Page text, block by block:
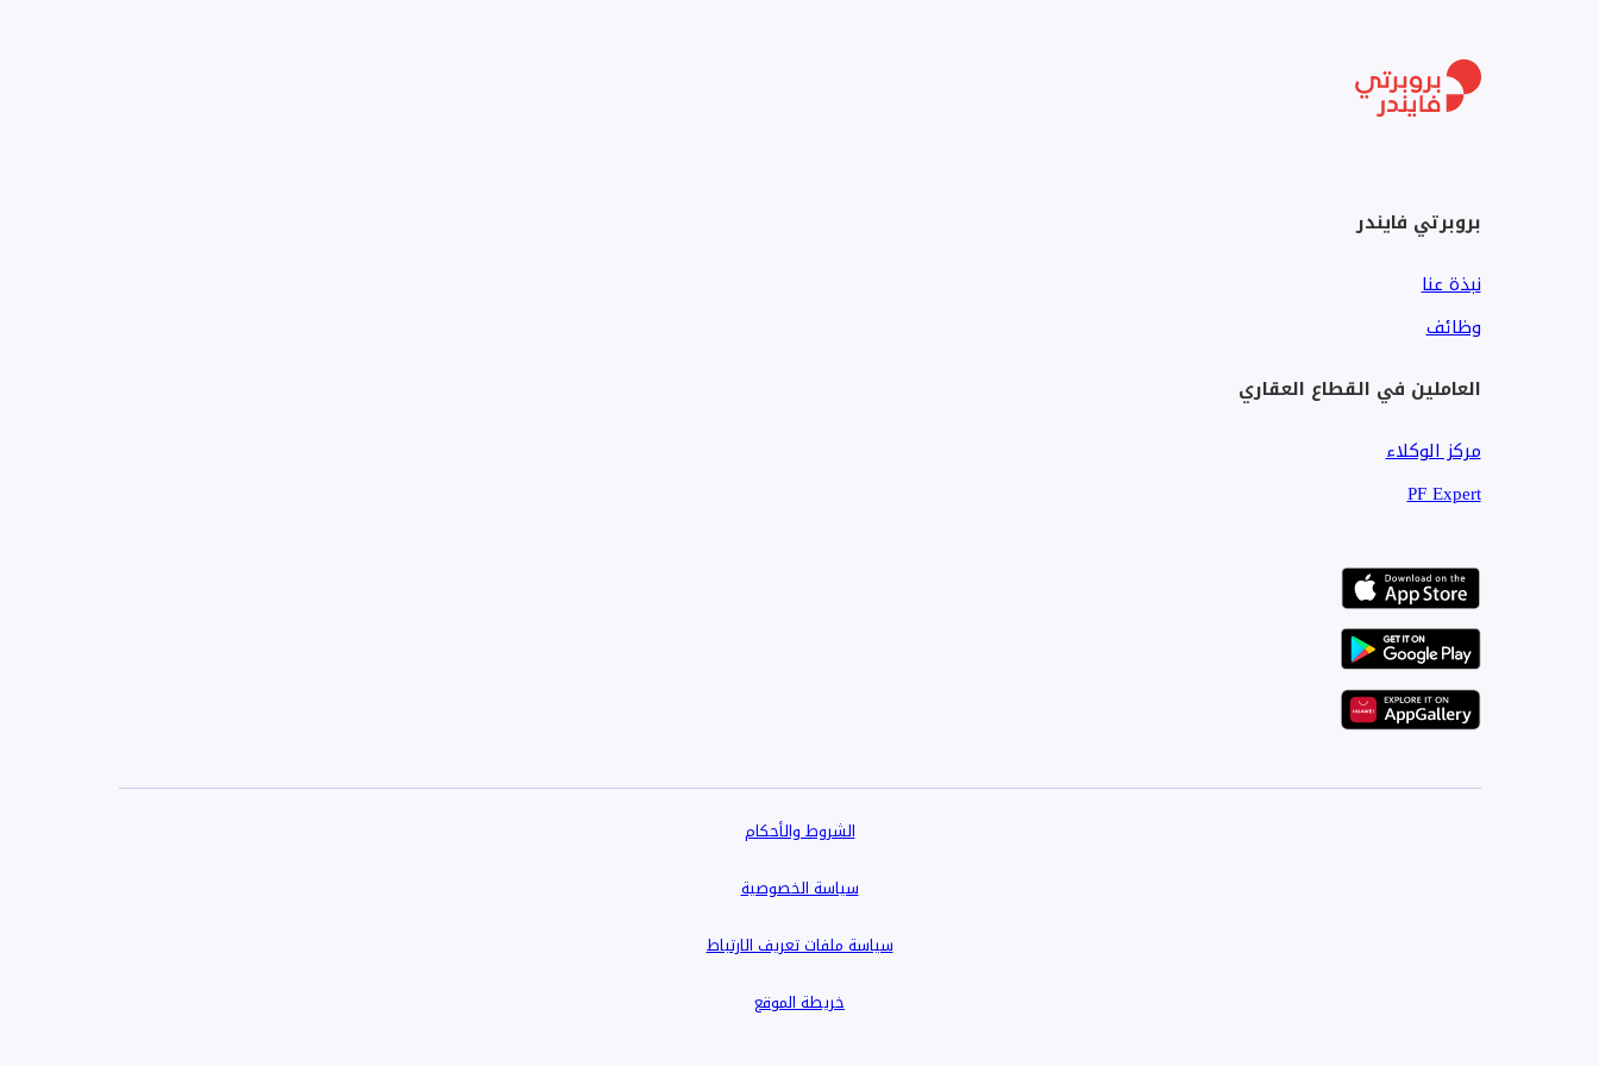
FB :- TG West Realtor Real Estate
بروبرتي فايندر
نبذة عنا
وظائف
العاملين في القطاع العقاري
مركز الوكلاء
PF Expert
الشروط والأحكام
سياسة الخصوصية
سياسة ملفات تعريف الارتباط
خريطة الموقع